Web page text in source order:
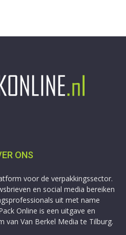
ONS
voor de verpakkingssector.
en social media bereiken
uit met name
Online is een uitgave en
van Van Berkel Media te Tilburg.